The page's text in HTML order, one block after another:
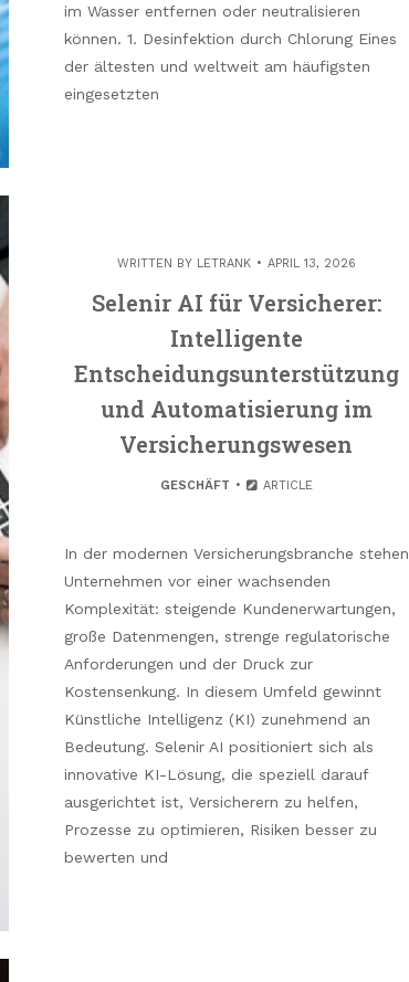
im Wasser entfernen oder neutralisieren
können. 1. Desinfektion durch Chlorung Eines
der ältesten und weltweit am häufigsten
eingesetzten
WRITTEN BY LETRANK APRIL 13, 2026
Selenir AI für Versicherer:
Intelligente
Entscheidungsunterstützung
und Automatisierung im
Versicherungswesen
GESCHÄFT ARTICLE
In der modernen Versicherungsbranche stehen
Unternehmen vor einer wachsenden
Komplexität: steigende Kundenerwartungen,
große Datenmengen, strenge regulatorische
Anforderungen und der Druck zur
Kostensenkung. In diesem Umfeld gewinnt
Künstliche Intelligenz (KI) zunehmend an
Bedeutung. Selenir AI positioniert sich als
innovative KI-Lösung, die speziell darauf
ausgerichtet ist, Versicherern zu helfen,
Prozesse zu optimieren, Risiken besser zu
bewerten und